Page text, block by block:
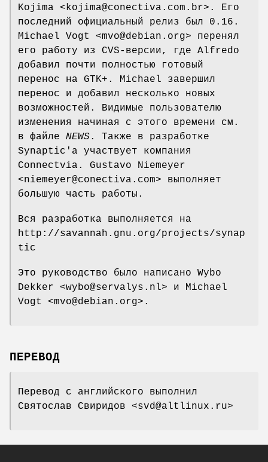
Kojima <kojima@conectiva.com.br>. Его
последний официальный релиз был 0.16.
Michael Vogt <mvo@debian.org> перенял
его работу из CVS-версии, где Alfredo
добавил почти полностью готовый
перенос на GTK+. Michael завершил
перенос и добавил несколько новых
возможностей. Видимые пользователю
изменения начиная с этого времени см.
в файле NEWS. Также в разработке
Synaptic'а участвует компания
Connectvia. Gustavo Niemeyer
<niemeyer@conectiva.com> выполняет
большую часть работы.
Вся разработка выполняется на
http://savannah.gnu.org/projects/synap
tic
Это руководство было написано Wybo
Dekker <wybo@servalys.nl> и Michael
Vogt <mvo@debian.org>.
ПЕРЕВОД
Перевод с английского выполнил
Святослав Свиридов <svd@altlinux.ru>